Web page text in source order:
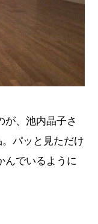
が、池内晶子さ
パッと見ただけ
んでいるように